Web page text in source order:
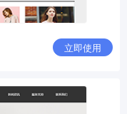
立即使用